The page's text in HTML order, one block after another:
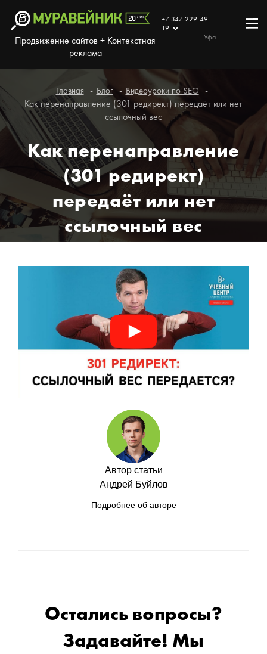
Продвижение сайтов + Контекстная
реклама
+7 347 229-49-
19
Уфа
Главная Блог Видеоуроки по SEO
Как перенаправление (301 редирект) передаёт или нет
ссылочный вес
Как перенаправление
(301 редирект)
передаёт или нет
ссылочный вес
Автор статьи
Андрей Буйлов
Подробнее об авторе
Остались вопросы?
Задавайте! Мы